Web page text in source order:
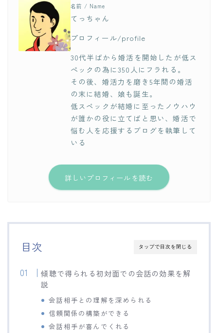
名前 / Name
てっちゃん
プロフィール/profile
30代半ばから婚活を開始したが低ス
ぺックの為に350人にフラれる。
その後、婚活力を磨き5年間の婚活
の末に結婚、娘も誕生。
低スペックが結婚に至ったノウハウ
が誰かの役に立てばと思い、婚活で
悩む人を応援するブログを執筆して
いる
詳しいプロフィールを読む
タップで目次を閉じる
目次
傾聴で得られる初対面での会話の効果を解
説
会話相手との理解を深められる
信頼関係の構築ができる
会話相手が喜んでくれる